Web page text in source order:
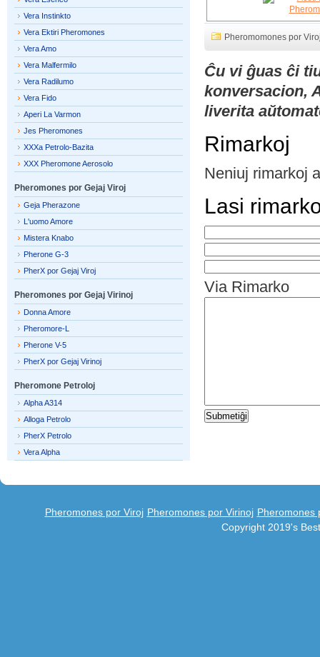
Pheromomones por
Ĉu vi ĝuas ĉi
konversacion,
liverita
Rimarkoj
Neniuj rimarkoj
Lasi
Via Rimarko
Vera Instinkto
Vera Ektiri Pheromones
Vera Amo
Vera Malfermilo
Vera Radilumo
Vera Fido
Aperi La Varmon
Jes Pheromones
XXXa Petrolo-Bazita
XXX Pheromone Aerosolo
Pheromones por Gejaj Viroj
Geja Pherazone
L'uomo Amore
Mistera Knabo
Pherone G-3
PherX por Gejaj Viroj
Pheromones por Gejaj Virinoj
Donna Amore
Pheromore-L
Pherone V-5
PherX por Gejaj Virinoj
Pheromone Petroloj
Alpha A314
Alloga Petrolo
PherX Petrolo
Vera Alpha
Pheromones por Viroj Pheromones por Virinoj Pheromones
Copyright 2019's